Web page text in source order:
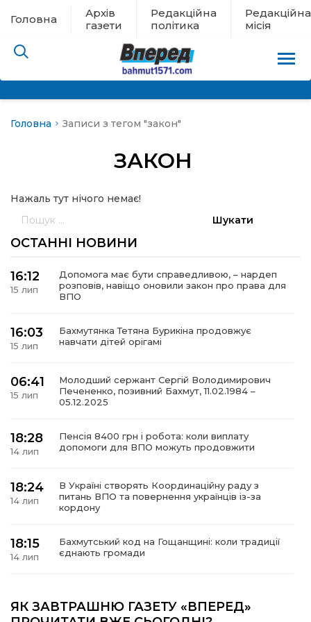
Головна
Архів
газети
Редакційна
політика
Редакційна
місія
новини
політика
місія
Головна Записи з тегом "закон"
ЗАКОН
Нажаль тут нічого немає!
ОСТАННІ НОВИНИ
16:12
15 лип
Допомога має бути справедливою, – нардеп
розповів, навіщо оновили закон про права для
ВПО
16:03
15 лип
Бахмутянка Тетяна Бурикіна продовжує
навчати дітей орігамі
06:41
15 лип
Молодший сержант Сергій Володимирович
Печененко, позивний Бахмут, 11.02.1984 –
05.12.2025
18:28
14 лип
Пенсія 8400 грн і робота: коли виплату
допомоги для ВПО можуть продовжити
18:24
14 лип
В Україні створять Координаційну раду з
питань ВПО та повернення українців із-за
кордону
18:15
14 лип
Бахмутський код на Гощанщині: коли традиції
єднають громади
10 лип
ЯК ЗАВТРАШНЮ ГАЗЕТУ «ВПЕРЕД»